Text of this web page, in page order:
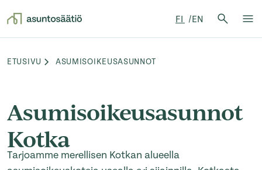
FI EN
Hae:
Browse:
ETUSIVU ASUMISOIKEUSASUNNOT
Asumisoikeusasunnot
Kotka
Tarjoamme merellisen Kotkan alueella